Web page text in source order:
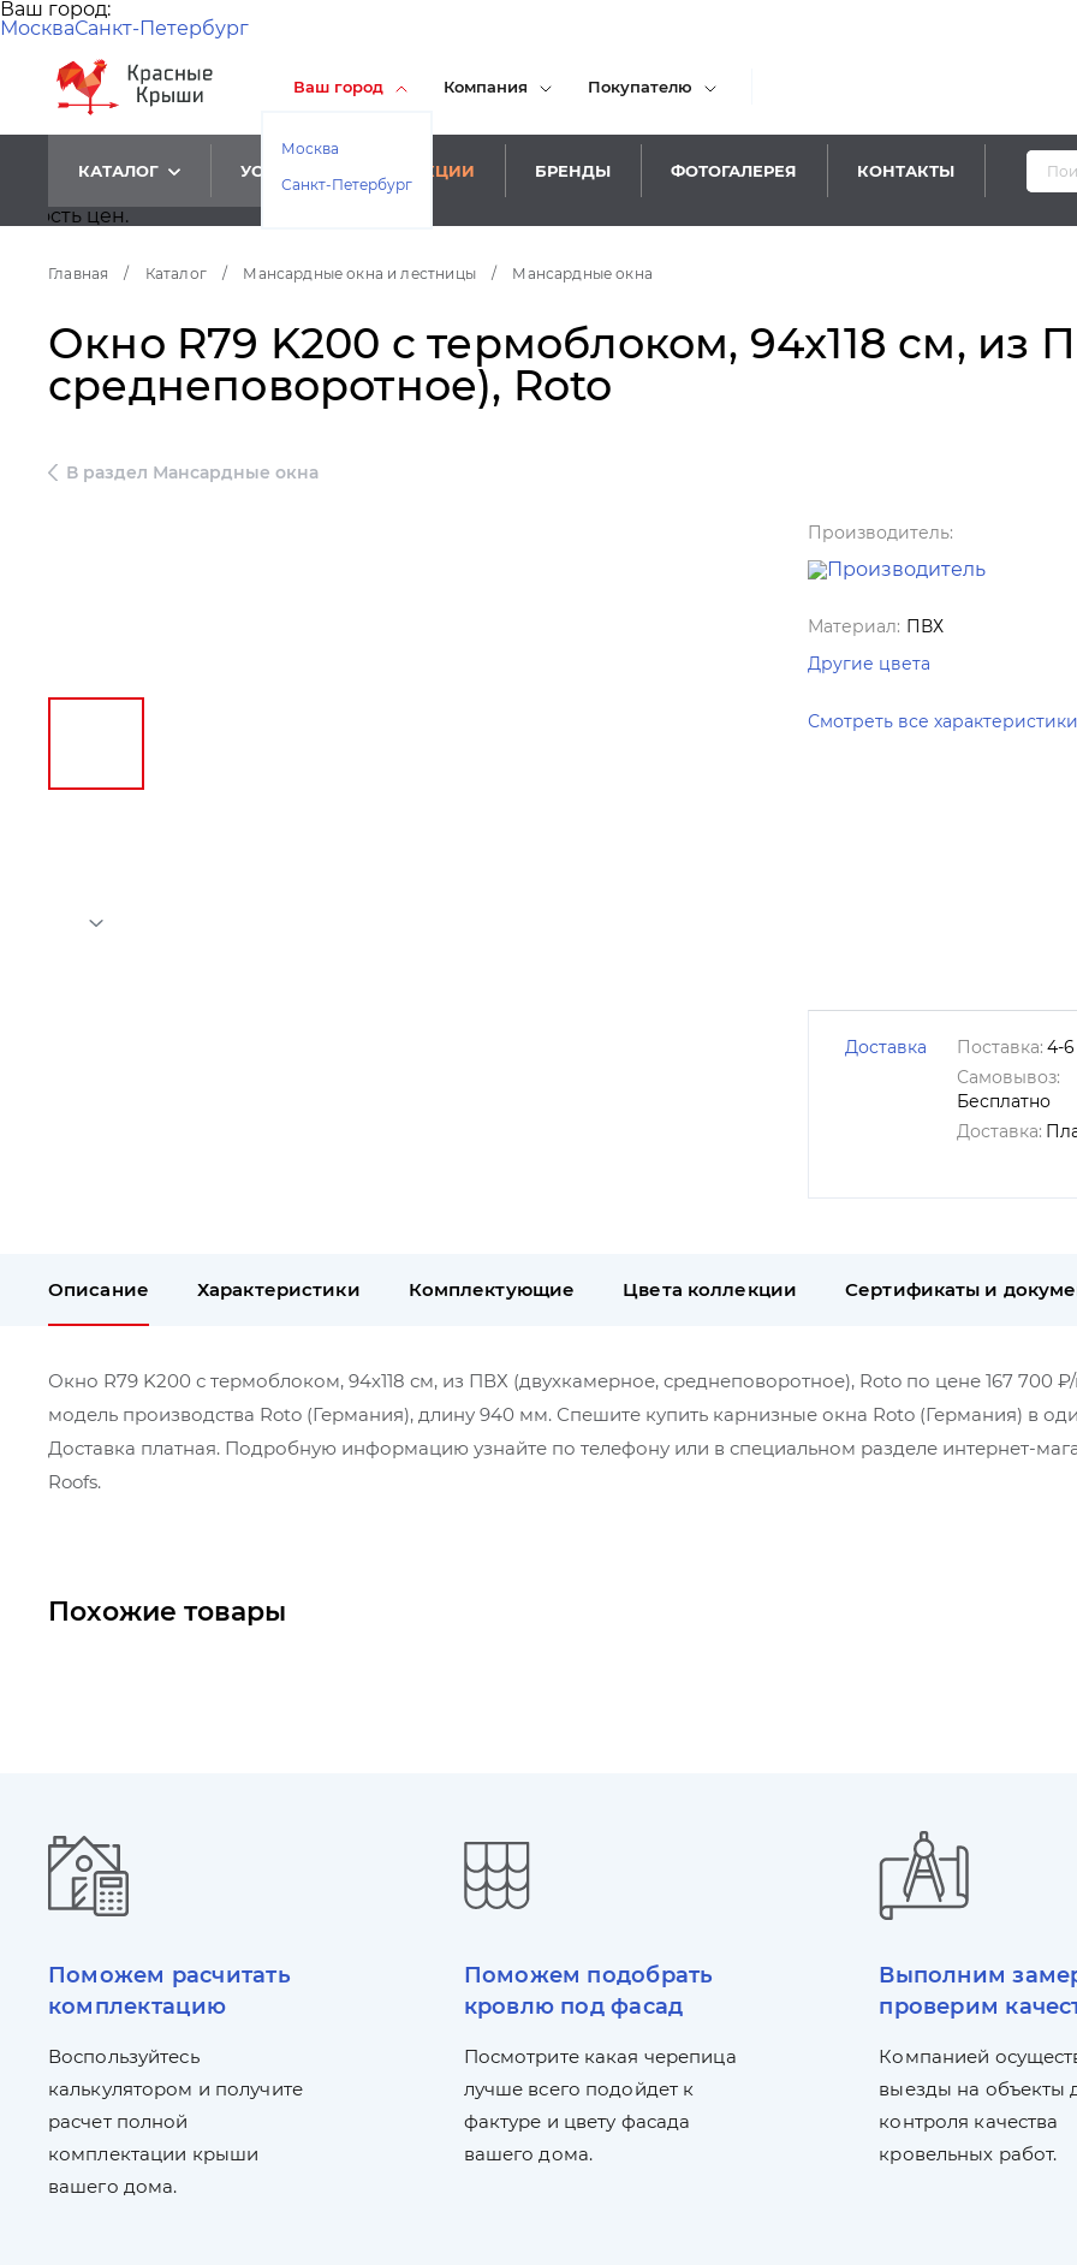
Ваш город:
МоскваСанкт-Петербург
Ваш город
Москва
Санкт-Петербург
Компания Покупателю
КАТАЛОГ УСЛУГИ АКЦИИ БРЕНДЫ ФОТОГАЛЕРЕЯ КОНТАКТЫ
Главная / Каталог / Мансардные окна и лестницы / Мансардные окна
Окно R79 K200 с термоблоком, 94х118 см, из
среднеповоротное), Roto
В раздел Мансардные окна
Производитель:
Материал: ПВХ
Другие цвета
Смотреть все характеристики
Доставка Поставка: 4-
Самовывоз:
Бесплатно
Доставка:
Описание Характеристики Комплектующие Цвета коллекции Сертификаты и
Окно R79 K200 с термоблоком, 94х118 см, из ПВХ (двухкамерное, среднеповоротное), Roto по цене 167 700
модель производства Roto (Германия), длину 940 мм. Спешите купить карнизные окна Roto (Германия) в
Доставка платная. Подробную информацию узнайте по телефону или в специальном разделе интернет-
Roofs.
Похожие товары
Поможем расчитать
комплектацию
Воспользуйтесь
калькулятором и получите
расчет полной
комплектации крыши
вашего дома.
Поможем подобрать
кровлю под фасад
Посмотрите какая черепица
лучше всего подойдет к
фактуре и цвету фасада
вашего дома.
Выполним
проверим
Компанией
выезды на объекты
контроля качества
кровельных работ.